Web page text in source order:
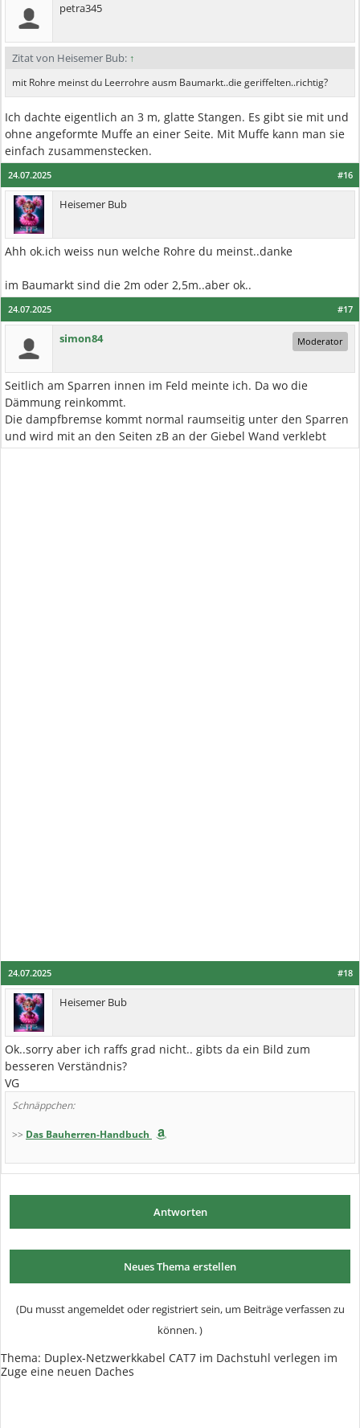
petra345
Zitat von Heisemer Bub: ↑
mit Rohre meinst du Leerrohre ausm Baumarkt..die geriffelten..richtig?
Ich dachte eigentlich an 3 m, glatte Stangen. Es gibt sie mit und
ohne angeformte Muffe an einer Seite. Mit Muffe kann man sie
einfach zusammenstecken.
#16
24.07.2025
Heisemer Bub
Ahh ok.ich weiss nun welche Rohre du meinst..danke
im Baumarkt sind die 2m oder 2,5m..aber ok..
#17
24.07.2025
simon84 Moderator
Seitlich am Sparren innen im Feld meinte ich. Da wo die
Dämmung reinkommt.
Die dampfbremse kommt normal raumseitig unter den Sparren
und wird mit an den Seiten zB an der Giebel Wand verklebt
#18
24.07.2025
Heisemer Bub
Ok..sorry aber ich raffs grad nicht.. gibts da ein Bild zum
besseren Verständnis?
VG
Schnäppchen:
>> Das Bauherren-Handbuch
Antworten
Neues Thema erstellen
(Du musst angemeldet oder registriert sein, um Beiträge verfassen zu
können. )
Thema: Duplex-Netzwerkkabel CAT7 im Dachstuhl verlegen im
Zuge eine neuen Daches